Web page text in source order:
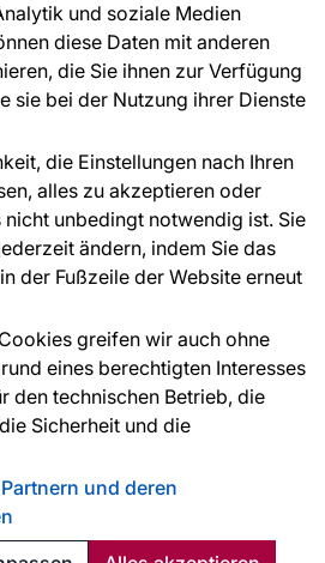
und soziale Medien
diese Daten mit anderen
die Sie ihnen zur Verfügung
sie bei der Nutzung ihrer Dienste
die Einstellungen nach Ihren
alles zu akzeptieren oder
nicht unbedingt notwendig ist. Sie
ändern, indem Sie das
der Fußzeile der Website erneut
greifen wir auch ohne
eines berechtigten Interesses
den technischen Betrieb, die
Sicherheit und die
Partnern und deren
helfen Ihnen gerne weiter
von:
Daten